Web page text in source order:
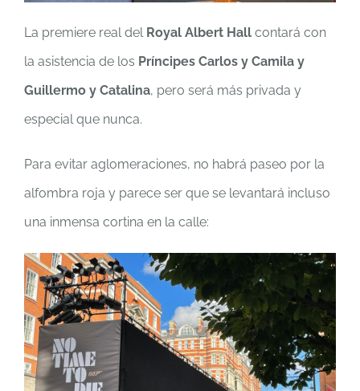
La premiere real del Royal Albert Hall contará con
la asistencia de los Príncipes Carlos y Camila y
Guillermo y Catalina, pero será más privada y
especial que nunca.
Para evitar aglomeraciones, no habrá paseo por la
alfombra roja y parece ser que se levantará incluso
una inmensa cortina en la calle: